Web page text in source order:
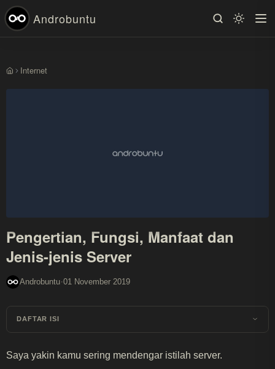
Androbuntu
BerandaInternet
Pengertian, Fungsi, Manfaat dan
Jenis-jenis Server
Androbuntu·01 November 2019
DAFTAR ISI
Saya yakin kamu sering mendengar istilah server.